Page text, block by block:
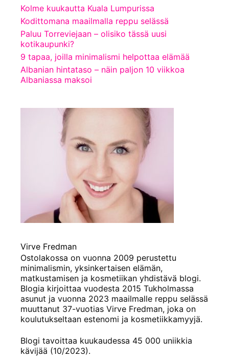
Kolme kuukautta Kuala Lumpurissa
Kodittomana maailmalla reppu selässä
Paluu Torreviejaan – olisiko tässä uusi
kotikaupunki?
9 tapaa, joilla minimalismi helpottaa elämää
Albanian hintataso – näin paljon 10 viikkoa
Albaniassa maksoi
Virve Fredman
Ostolakossa on vuonna 2009 perustettu
minimalismin, yksinkertaisen elämän,
matkustamisen ja kosmetiikan yhdistävä blogi.
Blogia kirjoittaa vuodesta 2015 Tukholmassa
asunut ja vuonna 2023 maailmalle reppu selässä
muuttanut 37-vuotias Virve Fredman, joka on
koulutukseltaan estenomi ja kosmetiikkamyyjä.
Blogi tavoittaa kuukaudessa 45 000 uniikkia
kävijää (10/2023).